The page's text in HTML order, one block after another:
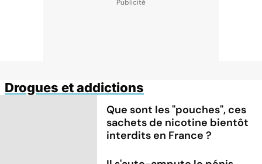
Drogues et addictions
Que sont les "pouches", ces
sachets de nicotine bientôt
interdits en France ?